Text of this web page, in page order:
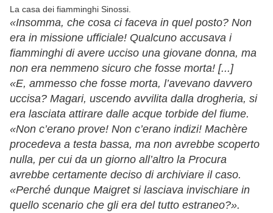
La casa dei fiamminghi Sinossi.
«Insomma, che cosa ci faceva in quel posto? Non
era in missione ufficiale! Qualcuno accusava i
fiamminghi di avere ucciso una giovane donna, ma
non era nemmeno sicuro che fosse morta! [...]
«E, ammesso che fosse morta, l’avevano davvero
uccisa? Magari, uscendo avvilita dalla drogheria, si
era lasciata attirare dalle acque torbide del fiume.
«Non c’erano prove! Non c’erano indizi! Machère
procedeva a testa bassa, ma non avrebbe scoperto
nulla, per cui da un giorno all’altro la Procura
avrebbe certamente deciso di archiviare il caso.
«Perché dunque Maigret si lasciava invischiare in
quello scenario che gli era del tutto estraneo?».